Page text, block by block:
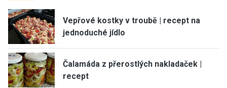
Vepřové kostky v troubě | recept na
jednoduché jídlo
Čalamáda z přerostlých nakladaček |
recept